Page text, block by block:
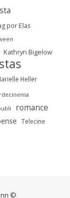
por Elas
Kathryn Bigelow
Heller
romance
Telecine
©